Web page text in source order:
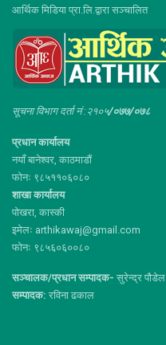
आर्थिक मिडिया प्रा.लि.द्वारा सञ्चालित
सूचना विभाग दर्ता नं :२१०५/०७७/०७८
प्रधान कार्यालय
नयाँ बानेश्वर, काठमाडौं
फोनः ९८५११०६०८०
शाखा कार्यालय
पोखरा, कास्की
इमेलः arthikawaj@gmail.com
फोनः ९८५६०६००८०
सञ्चालक/प्रधान सम्पादक- सुरेन्द्र पौडेल
सम्पादक: रविना ढकाल